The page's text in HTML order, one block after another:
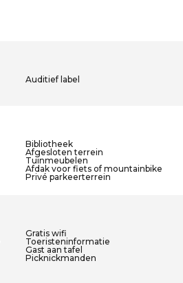
Auditief label
Bibliotheek
Afgesloten terrein
Tuinmeubelen
Afdak voor fiets of mountainbike
Privé parkeerterrein
Gratis wifi
Toeristeninformatie
Gast aan tafel
Picknickmanden